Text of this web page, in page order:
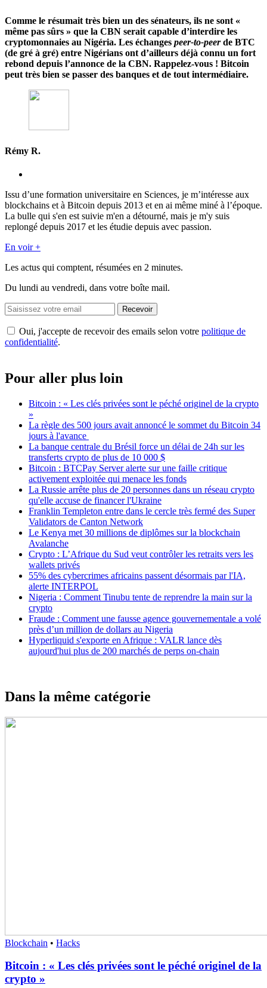
Comme le résumait très bien un des sénateurs, ils ne sont «
même pas sûrs » que la CBN serait capable d’interdire les
cryptomonnaies au Nigéria. Les échanges peer-to-peerde BTC
(de gré à gré) entre Nigérians ont d’ailleurs déjà connu un fort
rebond depuis l’annonce de la CBN. Rappelez-vous ! Bitcoin
peut très bien se passer des banques et de tout intermédiaire.
Rémy R.
Issu d’une formation universitaire en Sciences, je m’intéresse aux
blockchains et à Bitcoin depuis 2013 et en ai même miné à l’époque.
La bulle qui s'en est suivie m'en a détourné, mais je m'y suis
replongé depuis 2017 et les étudie depuis avec passion.
En voir +
Les actus qui comptent, résumées en 2 minutes.
Du lundi au vendredi, dans votre boîte mail.
Recevoir
Oui, j'accepte de recevoir des emails selon votre politique de
confidentialité.
Pour aller plus loin
Bitcoin : « Les clés privées sont le péché originel de la crypto
»
La règle des 500 jours avait annoncé le sommet du Bitcoin 34
jours à l'avance
La banque centrale du Brésil force un délai de 24h sur les
transferts crypto de plus de 10 000 $
Bitcoin : BTCPay Server alerte sur une faille critique
activement exploitée qui menace les fonds
La Russie arrête plus de 20 personnes dans un réseau crypto
qu'elle accuse de financer l'Ukraine
Franklin Templeton entre dans le cercle très fermé des Super
Validators de Canton Network
Le Kenya met 30 millions de diplômes sur la blockchain
Avalanche
Crypto : L’Afrique du Sud veut contrôler les retraits vers les
wallets privés
55% des cybercrimes africains passent désormais par l'IA,
alerte INTERPOL
Nigeria : Comment Tinubu tente de reprendre la main sur la
crypto
Fraude : Comment une fausse agence gouvernementale a volé
près d’un million de dollars au Nigeria
Hyperliquid s'exporte en Afrique : VALR lance dès
aujourd'hui plus de 200 marchés de perps on-chain
Dans la même catégorie
Blockchain • Hacks
Bitcoin : « Les clés privées sont le péché originel de la
crypto »